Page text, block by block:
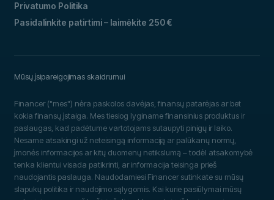
Privatumo Politika
Pasidalinkite patirtimi – laimėkite 250 €
Mūsų įsipareigojimas skaidrumui
Financer ("mes") nėra paskolos davėjas, finansų patarėjas ar bet
kokia finansų įstaiga. Mes tiesiog lyginame finansinius produktus ir
paslaugas, kad padėtume vartotojams sutaupyti pinigų ir laiko.
Nesame atsakingi už neteisingą informaciją ar palūkanų normų,
įmonės informacijos ar kitų duomenų netikslumą – todėl atsakomybė
tenka klientui visada patikrinti, ar informacija teisinga prieš
naudojantis paslauga. Naudodamiesi Financer sutinkate su mūsų
slapukų politika ir naudojimo sąlygomis. Kai kurie pasiūlymai mūsų